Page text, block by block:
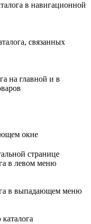
в навигационной
связанных
на главной и в
странице
в левом меню
в выпадающем меню